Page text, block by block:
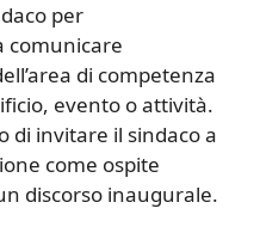
per
comunicare
di competenza
evento o attività.
di invitare il sindaco a
come ospite
discorso inaugurale.